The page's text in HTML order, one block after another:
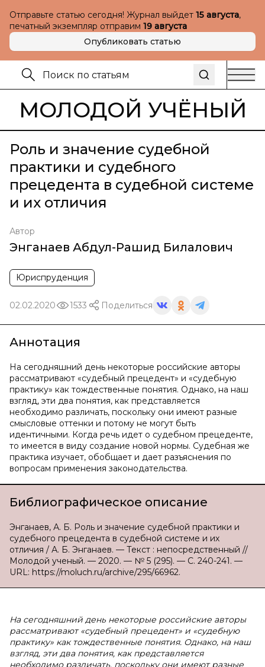
Отправьте статью сегодня! Журнал выйдет 15 августа,
печатный экземпляр отправим 19 августа
Опубликовать статью
МОЛОДОЙ УЧЁНЫЙ
Роль и значение судебной
практики и судебного
прецедента в судебной системе
и их отличия
Автор
Энганаев Абдул-Рашид Билалович
Юриспруденция
02.02.2020 1533 Поделиться
Аннотация
На сегодняшний день некоторые российские авторы
рассматривают «судебный прецедент» и «судебную
практику» как тождественные понятия. Однако, на наш
взгляд, эти два понятия, как представляется
необходимо различать, поскольку они имеют разные
смысловые оттенки и потому не могут быть
идентичными. Когда речь идет о судебном прецеденте,
то имеется в виду создание новой нормы. Судебная же
практика изучает, обобщает и дает разъяснения по
вопросам применения законодательства.
Библиографическое описание
Энганаев, А. Б. Роль и значение судебной практики и
судебного прецедента в судебной системе и их
отличия / А. Б. Энганаев. — Текст : непосредственный //
Молодой ученый. — 2020. — № 5 (295). — С. 240-241. —
URL: https://moluch.ru/archive/295/66962.
На сегодняшний день некоторые российские авторы
рассматривают «судебный прецедент» и «судебную
практику» как тождественные понятия. Однако, на наш
взгляд, эти два понятия, как представляется
необходимо различать, поскольку они имеют разные